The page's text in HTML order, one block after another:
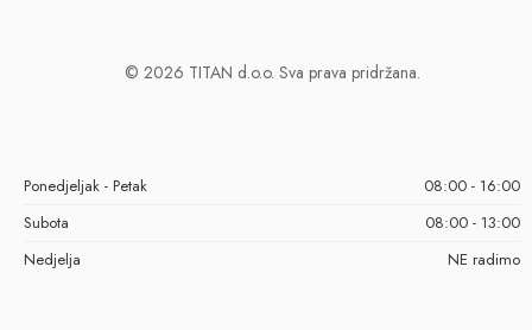
© 2026 TITAN d.o.o. Sva prava pridržana.
Ponedjeljak - Petak
08:00 - 16:00
Subota
08:00 - 13:00
Nedjelja
NE radimo